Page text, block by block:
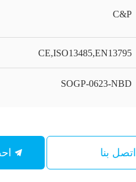
C&P
CE,ISO13485,EN13795
SOGP-0623-NBD
اتصل بنا